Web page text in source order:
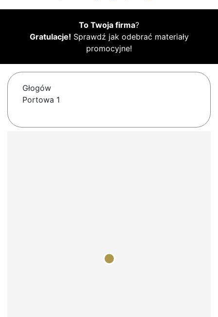
To Twoja firma?
Gratulacje! Sprawdź jak odebrać materiały
promocyjne!
Głogów
Portowa 1